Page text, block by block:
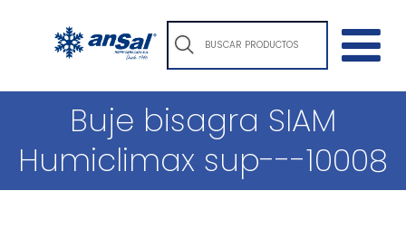
Buje bisagra SIAM
Humiclimax sup---10008